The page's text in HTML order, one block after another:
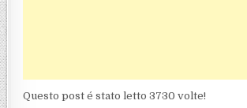
Questo post é stato letto 3730 volte!